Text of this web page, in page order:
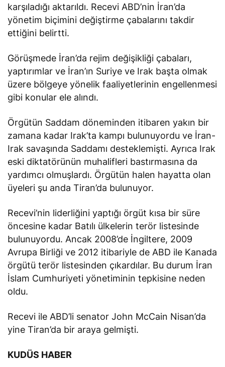
karşıladığı aktarıldı. Recevi ABD’nin İran’da
yönetim biçimini değiştirme çabalarını takdir
ettiğini belirtti.
Görüşmede İran’da rejim değişikliği çabaları,
yaptırımlar ve İran’ın Suriye ve Irak başta olmak
üzere bölgeye yönelik faaliyetlerinin engellenmesi
gibi konular ele alındı.
Örgütün Saddam döneminden itibaren yakın bir
zamana kadar Irak’ta kampı bulunuyordu ve İran-
Irak savaşında Saddamı desteklemişti. Ayrıca Irak
eski diktatörünün muhalifleri bastırmasına da
yardımcı olmuşlardı. Örgütün halen hayatta olan
üyeleri şu anda Tiran’da bulunuyor.
Recevi’nin liderliğini yaptığı örgüt kısa bir süre
öncesine kadar Batılı ülkelerin terör listesinde
bulunuyordu. Ancak 2008’de İngiltere, 2009
Avrupa Birliği ve 2012 itibariyle de ABD ile Kanada
örgütü terör listesinden çıkardılar. Bu durum İran
İslam Cumhuriyeti yönetiminin tepkisine neden
oldu.
Recevi ile ABD’li senator John McCain Nisan’da
yine Tiran’da bir araya gelmişti.
KUDÜS HABER